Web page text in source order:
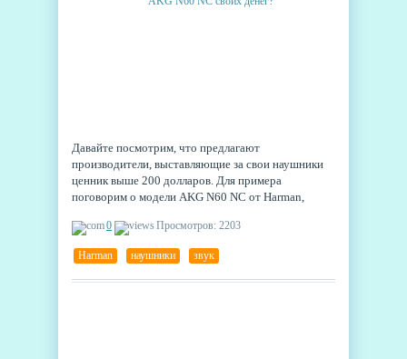
Давайте посмотрим, что предлагают
производители, выставляющие за свои наушники
ценник выше 200 долларов. Для примера
поговорим о модели AKG N60 NC от Harman,
0 Просмотров: 2203
Harman наушники звук